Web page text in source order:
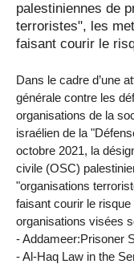
palestiniennes de
terroristes", les
faisant courir le
Dans le cadre d’une
générale contre les
organisations de la
israélien de la
octobre 2021, la
civile (OSC)
"organisations
faisant courir le
organisations visées
- Addameer:Prisoner
- Al-Haq Law in the